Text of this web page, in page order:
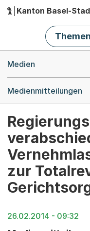
Hauptnavigation
Kanton Basel-
Themen
Medien
Medienmitteilungen
zur
26.02.2014 - 09:32